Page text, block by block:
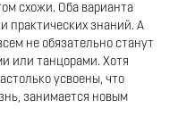
схожи. Оба варианта
практических знаний. А
не обязательно станут
или танцорами. Хотя
усвоены, что
занимается новым